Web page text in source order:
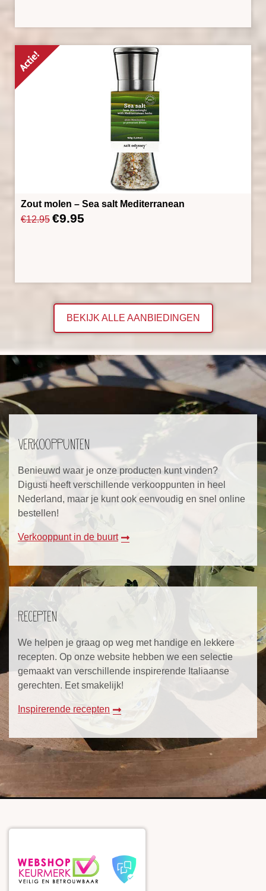
€12.95.€9.95.
Zout molen – Sea salt Mediterranean
€12.95 Oorspronkelijke
€9.95
BEKIJK ALLE AANBIEDINGEN
Verkooppunten
Benieuwd waar je onze producten kunt vinden?
Digusti heeft verschillende verkooppunten in heel
Nederland, maar je kunt ook eenvoudig en snel online
bestellen!
Verkooppunt in de buurt
Recepten
We helpen je graag op weg met handige en lekkere
recepten. Op onze website hebben we een selectie
gemaakt van verschillende inspirerende Italiaanse
gerechten. Eet smakelijk!
Inspirerende recepten